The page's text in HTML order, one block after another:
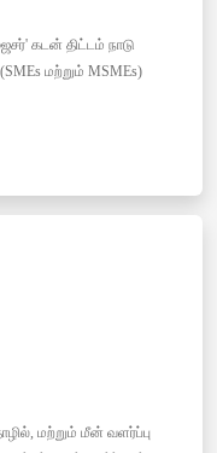
கடன் திட்டம் நாடு
மற்றும் MSMEs)
மற்றும் மீன் வளர்ப்பு